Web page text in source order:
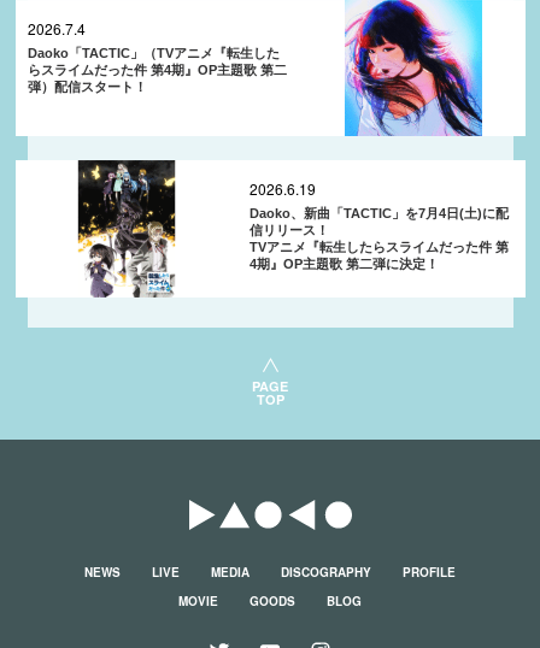
2026.7.4
Daoko「TACTIC」（TVアニメ『転生した
らスライムだった件 第4期』OP主題歌 第二
弾）配信スタート！
2026.6.19
Daoko、新曲「TACTIC」を7月4日(土)に配
信リリース！
TVアニメ『転生したらスライムだった件 第
4期』OP主題歌 第二弾に決定！
PAGE
TOP
NEWS LIVE MEDIA DISCOGRAPHY
PROFILE
MOVIE
GOODS BLOG